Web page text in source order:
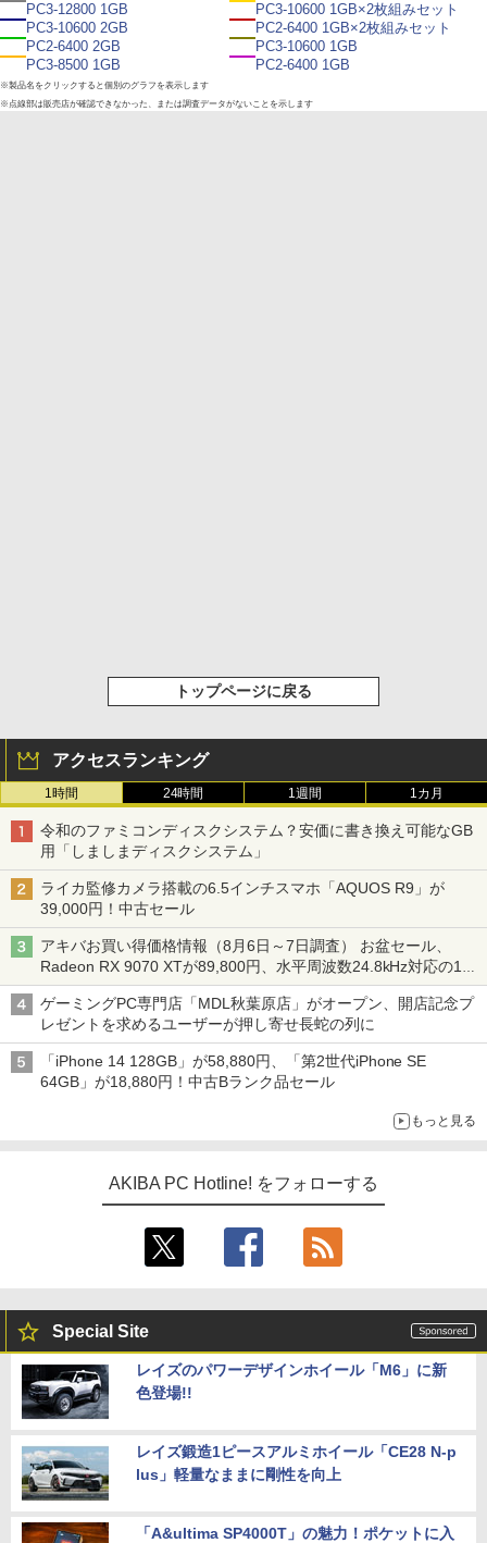
PC3-12800 1GB
PC3-10600 1GB×2枚組みセット
PC3-10600 2GB
PC2-6400 1GB×2枚組みセット
PC2-6400 2GB
PC3-10600 1GB
PC3-8500 1GB
PC2-6400 1GB
※製品名をクリックすると個別のグラフを表示します
※点線部は販売店が確認できなかった、または調査データがないことを示します
トップページに戻る
アクセスランキング
1時間 24時間 1週間 1カ月
令和のファミコンディスクシステム？安価に書き換え可能なGB
用「しましまディスクシステム」
ライカ監修カメラ搭載の6.5インチスマホ「AQUOS R9」が
39,000円！中古セール
アキバお買い得価格情報（8月6日～7日調査） お盆セール、
Radeon RX 9070 XTが89,800円、水平周波数24.8kHz対応の17
型モニターが9,801円、暑さ指数連動セール ほか
ゲーミングPC専門店「MDL秋葉原店」がオープン、開店記念プ
レゼントを求めるユーザーが押し寄せ長蛇の列に
「iPhone 14 128GB」が58,880円、「第2世代iPhone SE
64GB」が18,880円！中古Bランク品セール
もっと見る
AKIBA PC Hotline! をフォローする
Special Site
レイズのパワーデザインホイール「M6」に新
色登場!!
レイズ鍛造1ピースアルミホイール「CE28 N-p
lus」軽量なままに剛性を向上
「A&ultima SP4000T」の魅力！ポケットに入